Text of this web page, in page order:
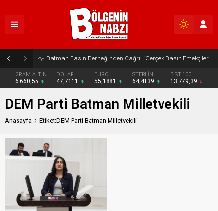
Batman Basın Derneği’nden Çağrı: “Gerçek Basın Emekçileri Desteklenmeli”
GRAM ALTIN
6.660,55
DOLAR
47,7111
EURO
55,1881
STERLİN
64,4139
BIST 100
13.779,39
DEM Parti Batman Milletvekili
Anasayfa Etiket:DEM Parti Batman Milletvekili